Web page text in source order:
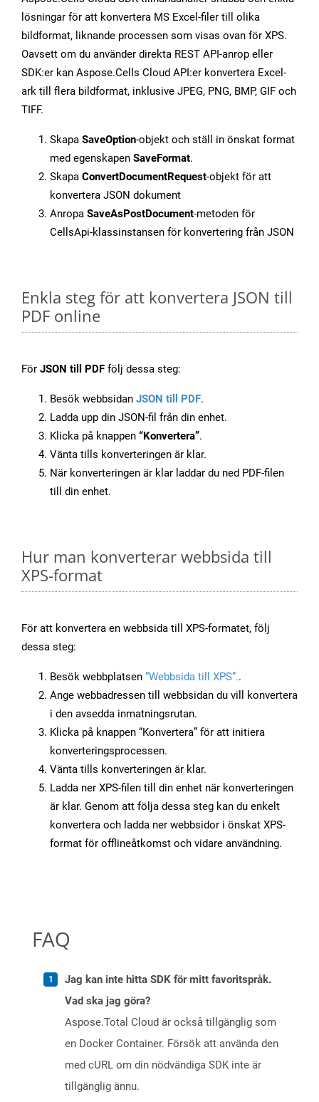
lösningar för att konvertera MS Excel-filer till olika
bildformat, liknande processen som visas ovan för XPS.
Oavsett om du använder direkta REST API-anrop eller
SDK:er kan Aspose.Cells Cloud API:er konvertera Excel-
ark till flera bildformat, inklusive JPEG, PNG, BMP, GIF och
TIFF.
Skapa SaveOption-objekt och ställ in önskat format
med egenskapen SaveFormat.
Skapa ConvertDocumentRequest-objekt för att
konvertera JSON dokument
Anropa SaveAsPostDocument-metoden för
CellsApi-klassinstansen för konvertering från JSON
Enkla steg för att konvertera JSON till
PDF online
För JSON till PDF följ dessa steg:
Besök webbsidan JSON till PDF.
Ladda upp din JSON-fil från din enhet.
Klicka på knappen “Konvertera”.
Vänta tills konverteringen är klar.
När konverteringen är klar laddar du ned PDF-filen
till din enhet.
Hur man konverterar webbsida till
XPS-format
För att konvertera en webbsida till XPS-formatet, följ
dessa steg:
Besök webbplatsen “Webbsida till XPS”..
Ange webbadressen till webbsidan du vill konvertera
i den avsedda inmatningsrutan.
Klicka på knappen “Konvertera” för att initiera
konverteringsprocessen.
Vänta tills konverteringen är klar.
Ladda ner XPS-filen till din enhet när konverteringen
är klar. Genom att följa dessa steg kan du enkelt
konvertera och ladda ner webbsidor i önskat XPS-
format för offlineåtkomst och vidare användning.
FAQ
Jag kan inte hitta SDK för mitt favoritspråk.
Vad ska jag göra?
Aspose.Total Cloud är också tillgänglig som
en Docker Container. Försök att använda den
med cURL om din nödvändiga SDK inte är
tillgänglig ännu.